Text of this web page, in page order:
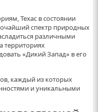
Техас в состоянии
спектр природных
различными
территориях
«Дикий Запад» в его
каждый из которых
и уникальными